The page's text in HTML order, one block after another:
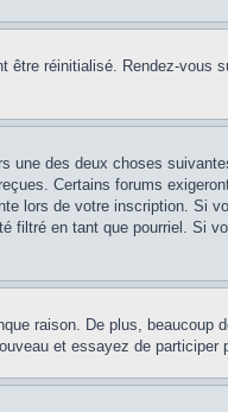
réinitialisé. Rendez-vous
une des deux choses
Certains forums
lors de votre inscription.
en tant que pourriel. Si
raison. De plus,
et essayez de